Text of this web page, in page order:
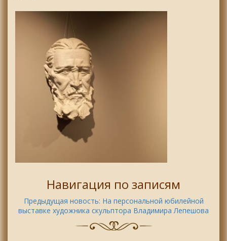
Навигация по записям
Предыдущая новость: На персональной юбилейной
выставке художника скульптора Владимира Лепешова